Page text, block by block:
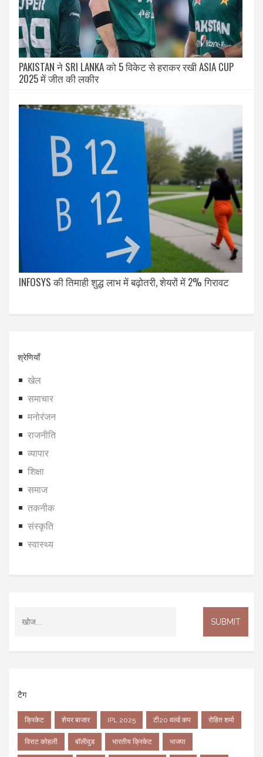
PAKISTAN ने SRI LANKA को 5 विकेट से हराकर रखी ASIA CUP
2025 में जीत की लकीर
INFOSYS की तिमाही शुद्ध लाभ में बढ़ोतरी, शेयरों में 2% गिरावट
श्रेणियाँ
खेल
समाचार
मनोरंजन
राजनीति
व्यापार
शिक्षा
समाज
तकनीक
संस्कृति
स्वास्थ्य
टैग
क्रिकेट शेयर बाजार IPL 2025 टी20 वर्ल्ड कप रोहित शर्मा
विराट कोहली बॉलीवुड भारतीय क्रिकेट भाजपा